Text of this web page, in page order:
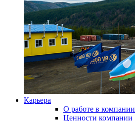
Карьера
О работе в компании
Ценности компании